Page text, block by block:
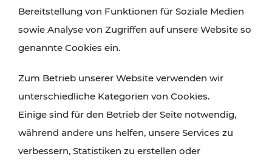
News
Alle wichtigen Meldungen zu Fahrplanänderungen,
finden Sie hier im Überblick.
Bereitstellung von Funktionen für Soziale Medien
sowie Analyse von Zugriffen auf unsere Website so
genannte Cookies ein.
Zum Betrieb unserer Website verwenden wir
unterschiedliche Kategorien von Cookies.
Einige sind für den Betrieb der Seite notwendig,
während andere uns helfen, unsere Services zu
verbessern, Statistiken zu erstellen oder